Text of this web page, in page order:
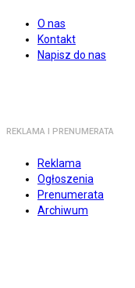
O nas
Kontakt
Napisz do nas
REKLAMA I PRENUMERATA
Reklama
Ogłoszenia
Prenumerata
Archiwum